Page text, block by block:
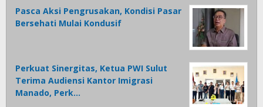
Pasca Aksi Pengrusakan, Kondisi Pasar
Bersehati Mulai Kondusif
Perkuat Sinergitas, Ketua PWI Sulut
Terima Audiensi Kantor Imigrasi
Manado, Perk…